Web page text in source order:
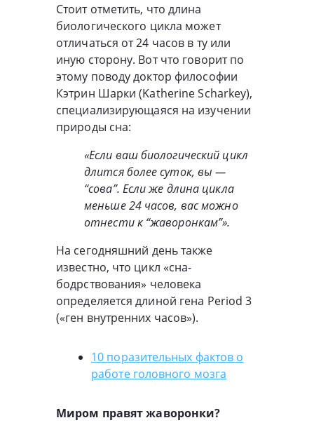
Стоит отметить, что длина
биологического цикла может
отличаться от 24 часов в ту или
иную сторону. Вот что говорит по
этому поводу доктор философии
Кэтрин Шарки (Katherine Scharkey),
специализирующаяся на изучении
природы сна:
«Если ваш биологический цикл
длится более суток, вы —
“сова”. Если же длина цикла
меньше 24 часов, вас можно
отнести к “жаворонкам”».
На сегодняшний день также
известно, что цикл «сна-
бодрствования» человека
определяется длиной гена Period 3
(«ген внутренних часов»).
10 поразительных фактов о
работе головного мозга
Миром правят жаворонки?